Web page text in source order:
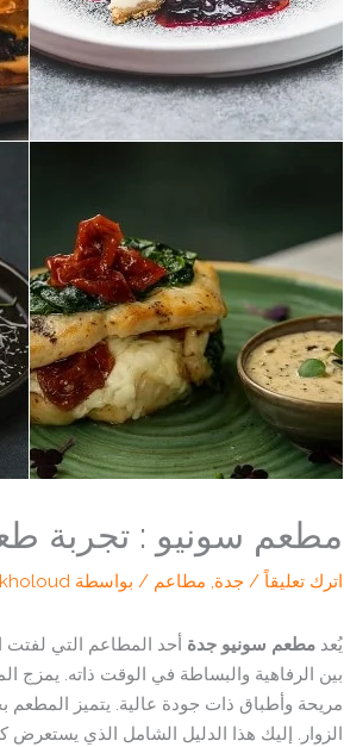
مطعم سونيو : تجربة
اترك تعليقاً /جدة, مطاعم / بواسطة kholoud
يُعدمطعم سونيو جدة أحد المطاعم التي لفتت
بين الرفاهية والبساطة في الوقت ذاته. يمزج
مريحة وأطباق ذات جودة عالية. يتميز المطعم
الزوار. إليك هذا الدليل الشامل الذي يستعرض